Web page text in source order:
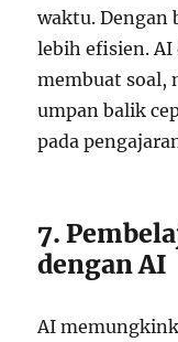
waktu. Dengan
lebih efisien.
membuat soal,
umpan balik
pada
7.
dengan AI
AI